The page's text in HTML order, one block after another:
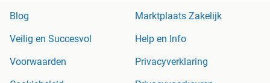
Blog
Marktplaats Zakelijk
Veilig en Succesvol
Help en Info
Voorwaarden
Privacyverklaring